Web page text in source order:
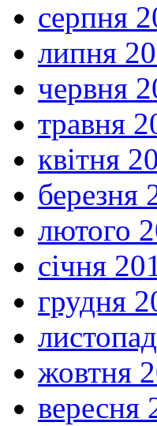
серпня
липня
червня
травня
квітня
березня
лютого
січня
грудня
жовтня
вересня